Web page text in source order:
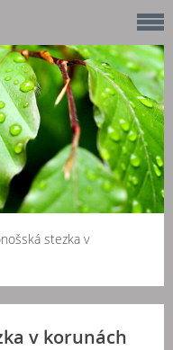
stezka v
v korunách